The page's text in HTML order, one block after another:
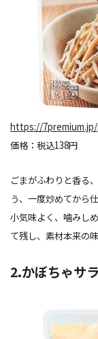
https://
価格：税込138円
ごまがふわりと香る
う、一度炒めてから
小気味よく、噛みし
て残し、素材本来の
2.かぼちゃサ